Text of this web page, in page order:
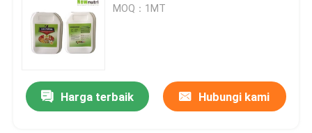
MOQ：1MT
Harga terbaik Hubungi kami